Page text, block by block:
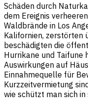
Schäden durch
dem Ereignis
Waldbrände in Los
Kalifornien, zerstörten
beschädigten die
Hurrikane und Taifune
Auswirkungen auf
Einnahmequelle für
Kurzzeitvermietung
wie schützt man sich in